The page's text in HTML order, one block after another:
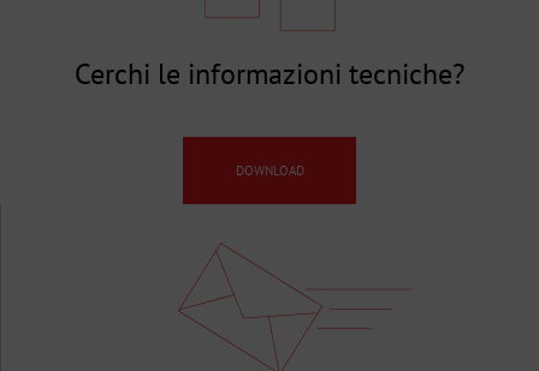
Cerchi le informazioni tecniche?
DOWNLOAD